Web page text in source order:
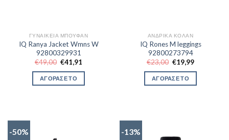
ΓΥΝΑΙΚΕΊΑ ΜΠΟΥΦΆΝ
IQ Ranya Jacket Wmns W
92800329931
€49,00 Original
price
was:
€49,00.
€41,91
τιμή
€41,91.
ΑΓΟΡΑΣΕ ΤΟ
ΑΝΔΡΙΚΆ ΚΟΛΆΝ
IQ Rones M leggings
92800273794
€23,00 Original
price
was:
€23,00.
€19,99Η
τιμή
€19,99.
ΑΓΟΡΑΣΕ ΤΟ
-50% -13%